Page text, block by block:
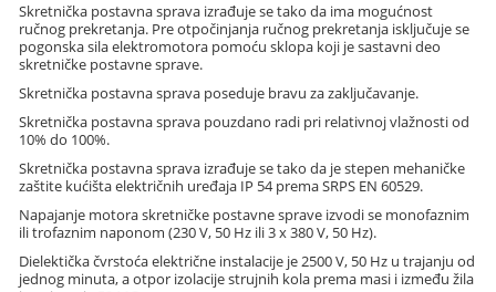
Skretnička postavna sprava izrađuje se tako da ima mogućnost
ručnog prekretanja. Pre otpočinjanja ručnog prekretanja isključuje se
pogonska sila elektromotora pomoću sklopa koji je sastavni deo
skretničke postavne sprave.
Skretnička postavna sprava poseduje bravu za zaključavanje.
Skretnička postavna sprava pouzdano radi pri relativnoj vlažnosti od
10% do 100%.
Skretnička postavna sprava izrađuje se tako da je stepen mehaničke
zaštite kućišta električnih uređaja IP 54 prema SRPS EN 60529.
Napajanje motora skretničke postavne sprave izvodi se monofaznim
ili trofaznim naponom (230 V, 50 Hz ili 3 x 380 V, 50 Hz).
Dielektička čvrstoća električne instalacije je 2500 V, 50 Hz u trajanju od
jednog minuta, a otpor izolacije strujnih kola prema masi i između žila